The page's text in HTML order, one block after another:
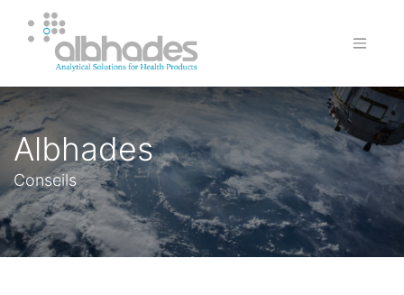
Albhades
Conseils